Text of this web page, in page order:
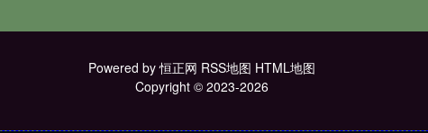
Powered by恒正网 RSS地图 HTML地图
Copyright © 2023-2026